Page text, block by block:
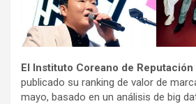
El Instituto Coreano de
publicado su ranking de valor de
mayo, basado en un análisis de big